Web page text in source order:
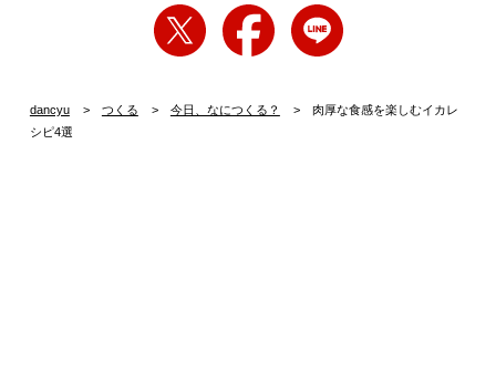
dancyu つくる 今日、なにつくる？
肉厚な食感を楽しむイカレ
シピ4選